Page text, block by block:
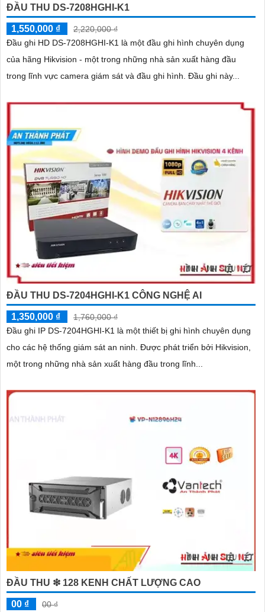
ĐẦU THU DS-7208HGHI-K1
1,550,000 ₫
2,220,000 ₫
Đầu ghi HD DS-7208HGHI-K1 là một đầu ghi hình chuyên dụng
của hãng Hikvision - một trong những nhà sản xuất hàng đầu
trong lĩnh vực camera giám sát và đầu ghi hình. Đầu ghi này...
ĐẦU THU DS-7204HGHI-K1 CÔNG NGHỆ AI
1,350,000 ₫
1,760,000 ₫
Đầu ghi IP DS-7204HGHI-K1 là một thiết bị ghi hình chuyên dụng
cho các hệ thống giám sát an ninh. Được phát triển bởi Hikvision,
một trong những nhà sản xuất hàng đầu trong lĩnh...
ĐẦU THU ❇ 128 KENH CHẤT LƯỢNG CAO
00 ₫
00 ₫